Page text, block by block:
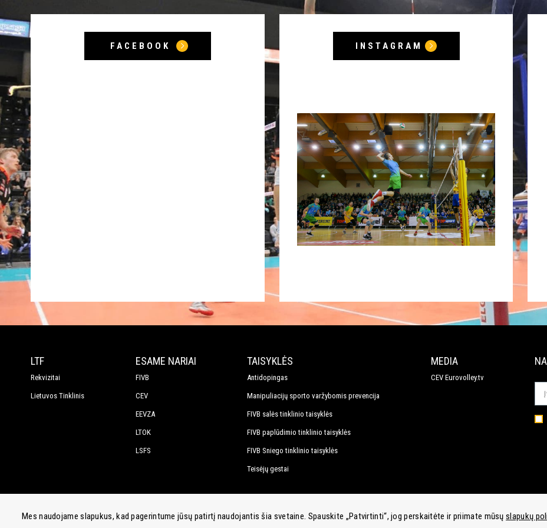
FACEBOOK INSTAGRAM
LTF
Rekvizitai
Lietuvos Tinklinis
ESAME NARIAI
FIVB
CEV
EEVZA
LTOK
LSFS
TAISYKLĖS
Antidopingas
Manipuliacijų sporto varžybomis prevencija
FIVB salės tinklinio taisyklės
FIVB paplūdimio tinklinio taisyklės
FIVB Sniego tinklinio taisyklės
Teisėjų gestai
MEDIA
CEV Eurovolley.tv
© 2026 Lietuvos tinklinio federacija
Mes naudojame slapukus, kad pagerintume jūsų patirtį naudojantis šia svetaine. Spauskite „Patvirtinti“, jog perskaitėte ir priimate mūsųslapukų